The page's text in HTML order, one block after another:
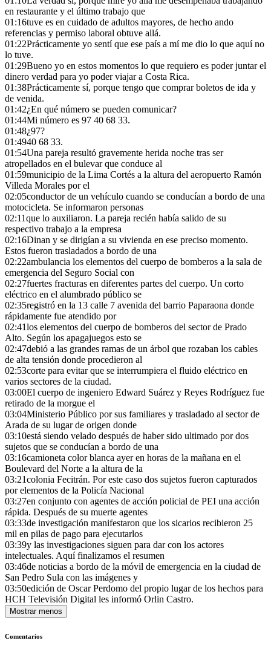
en restaurante y el último trabajo que
01:16tuve es en cuidado de adultos mayores, de hecho ando
referencias y permiso laboral obtuve allá.
01:22Prácticamente yo sentí que ese país a mí me dio lo que aquí no
lo tuve.
01:29Bueno yo en estos momentos lo que requiero es poder juntar el
dinero verdad para yo poder viajar a Costa Rica.
01:38Prácticamente sí, porque tengo que comprar boletos de ida y
de venida.
01:42¿En qué número se pueden comunicar?
01:44Mi número es 97 40 68 33.
01:48¿97?
01:4940 68 33.
01:54Una pareja resultó gravemente herida noche tras ser
atropellados en el bulevar que conduce al
01:59municipio de la Lima Cortés a la altura del aeropuerto Ramón
Villeda Morales por el
02:05conductor de un vehículo cuando se conducían a bordo de una
motocicleta. Se informaron personas
02:11que lo auxiliaron. La pareja recién había salido de su
respectivo trabajo a la empresa
02:16Dinan y se dirigían a su vivienda en ese preciso momento.
Estos fueron trasladados a bordo de una
02:22ambulancia los elementos del cuerpo de bomberos a la sala de
emergencia del Seguro Social con
02:27fuertes fracturas en diferentes partes del cuerpo. Un corto
eléctrico en el alumbrado público se
02:35registró en la 13 calle 7 avenida del barrio Paparaona donde
rápidamente fue atendido por
02:41los elementos del cuerpo de bomberos del sector de Prado
Alto. Según los apagajuegos esto se
02:47debió a las grandes ramas de un árbol que rozaban los cables
de alta tensión donde procedieron al
02:53corte para evitar que se interrumpiera el fluido eléctrico en
varios sectores de la ciudad.
03:00El cuerpo de ingeniero Edward Suárez y Reyes Rodríguez fue
retirado de la morgue el
03:04Ministerio Público por sus familiares y trasladado al sector de
Arada de su lugar de origen donde
03:10está siendo velado después de haber sido ultimado por dos
sujetos que se conducían a bordo de una
03:16camioneta color blanca ayer en horas de la mañana en el
Boulevard del Norte a la altura de la
03:21colonia Fecitrán. Por este caso dos sujetos fueron capturados
por elementos de la Policía Nacional
03:27en conjunto con agentes de acción policial de PEI una acción
rápida. Después de su muerte agentes
03:33de investigación manifestaron que los sicarios recibieron 25
mil en pilas de pago para ejecutarlos
03:39y las investigaciones siguen para dar con los actores
intelectuales. Aquí finalizamos el resumen
03:46de noticias a bordo de la móvil de emergencia en la ciudad de
San Pedro Sula con las imágenes y
03:50edición de Oscar Perdomo del propio lugar de los hechos para
HCH Televisión Digital les informó Orlin Castro.
Mostrar menos
Comentarios